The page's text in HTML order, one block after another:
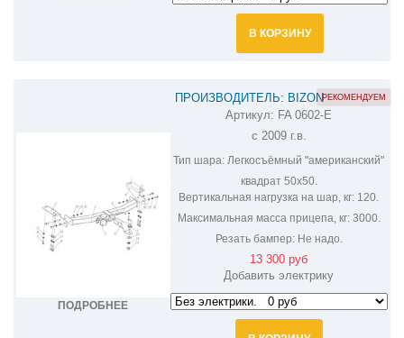
В КОРЗИНУ
ПОДРОБНЕЕ
ПРОИЗВОДИТЕЛЬ: BIZON
ФАРКОП НА LAND CRUISER PRADO
120, 150 FA 0602-E
Артикул: FA 0602-E
с 2009 г.в.
Тип шара: Легкосъёмный "американский"
квадрат 50х50.
Вертикальная нагрузка на шар, кг: 120.
Максимальная масса прицепа, кг:3000.
Резать бампер:Не надо.
РЕКОМЕНДУЕМ
13 300 руб
Добавить электрику